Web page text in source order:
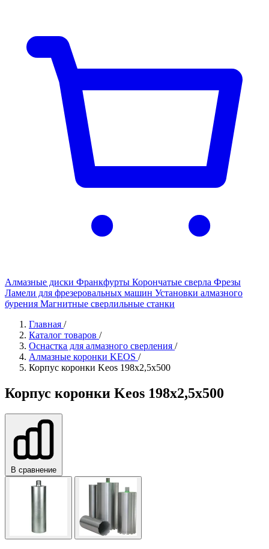
Алмазные диски Франкфурты Корончатые сверла Фрезы
Ламели для фрезеровальных машин Установки алмазного
бурения Магнитные сверлильные станки
Главная /
Каталог товаров /
Оснастка для алмазного сверления /
Алмазные коронки KEOS /
Корпус коронки Keos 198x2,5x500
Корпус коронки Keos 198x2,5x500
В сравнение